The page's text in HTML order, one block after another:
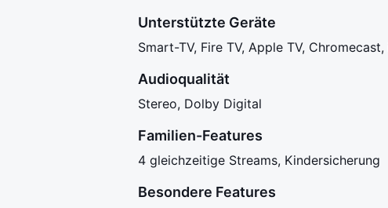
Unterstützte Geräte
Smart-TV, Fire TV, Apple TV,
Audioqualität
Stereo, Dolby Digital
Familien-Features
4 gleichzeitige Streams, Kindersicherung
Besondere Features